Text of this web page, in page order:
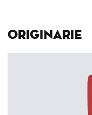
Originarie